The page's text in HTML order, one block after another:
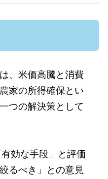
、米価高騰と消費
家の所得確保とい
つの解決策として
効な手段」と評価
るべき」との意見